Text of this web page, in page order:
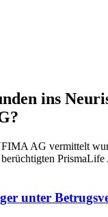
ins
AG vermittelt
unter